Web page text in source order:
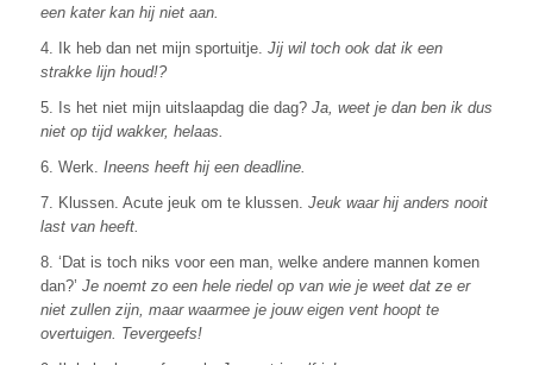
een kater kan hij niet aan.
4. Ik heb dan net mijn sportuitje. Jij wil toch ook dat ik een
strakke lijn houd!?
5. Is het niet mijn uitslaapdag die dag? Ja, weet je dan ben ik dus
niet op tijd wakker, helaas.
6. Werk. Ineens heeft hij een deadline.
7. Klussen. Acute jeuk om te klussen. Jeuk waar hij anders nooit
last van heeft.
8. ‘Dat is toch niks voor een man, welke andere mannen komen
dan?’ Je noemt zo een hele riedel op van wie je weet dat ze er
niet zullen zijn, maar waarmee je jouw eigen vent hoopt te
overtuigen. Tevergeefs!